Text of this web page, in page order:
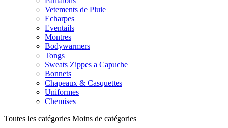
Vetements de Pluie
Echarpes
Eventails
Montres
Bodywarmers
Tongs
Sweats Zippes a Capuche
Bonnets
Chapeaux & Casquettes
Uniformes
Chemises
Toutes les catégories Moins de catégories